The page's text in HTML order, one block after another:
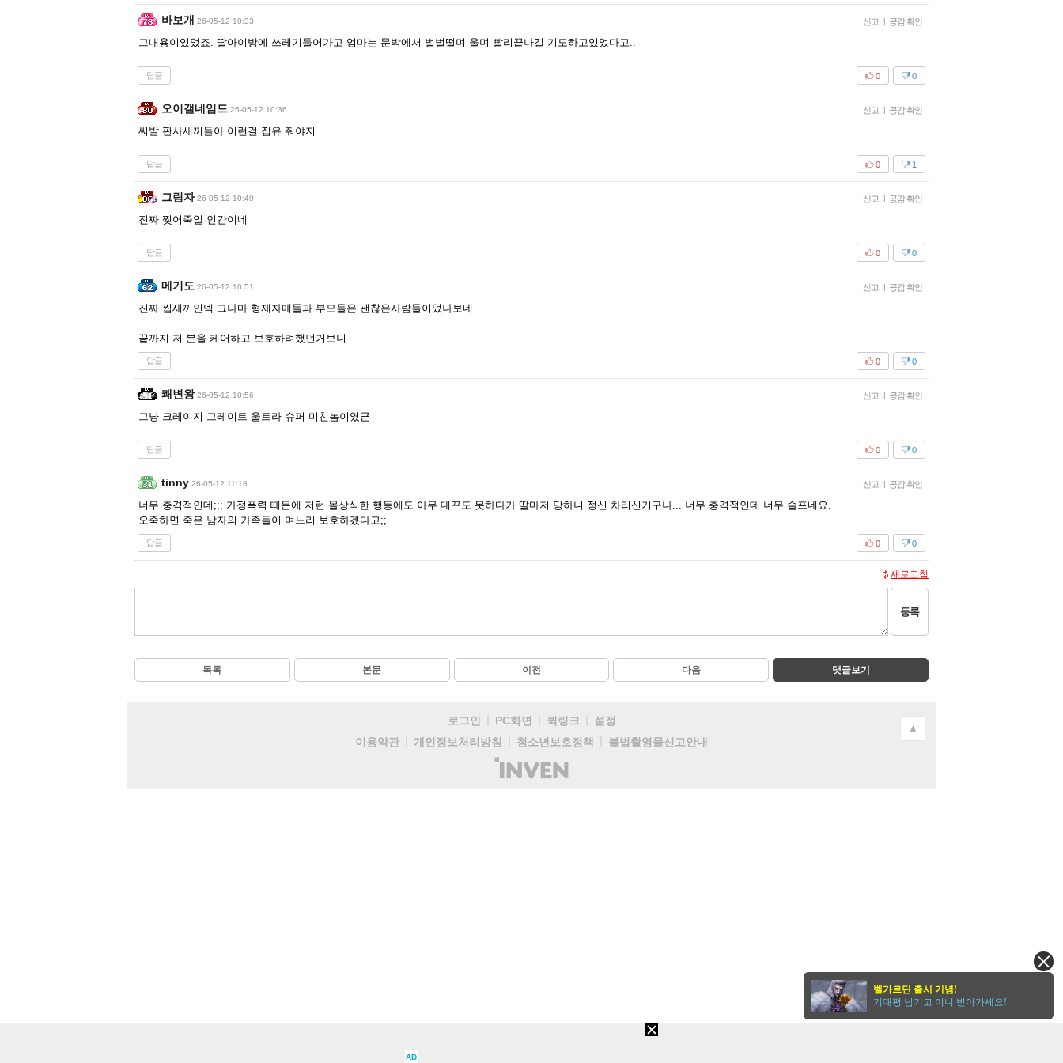
바보개 26-05-12 10:33 신고 | 공감 확인
그내용이있었죠. 딸아이방에 쓰레기들어가고 엄마는 문밖에서 벌벌떨며 울며 빨리끝나길 기도하고있었다고..
답글 0
0
오이갤네임드 26-05-12 10:36 신고 | 공감 확인
씨발 판사새끼들아 이런걸 집유 줘야지
답글 1
0
그림자 26-05-12 10:49 신고 | 공감 확인
진짜 찢어죽일 인간이네
답글 0
0
메기도 26-05-12 10:51 신고 | 공감 확인
진짜 씹새끼인덱 그나마 형제자매들과 부모들은 괜찮은사람들이었나보네
끝까지 저 분을 케어하고 보호하려했던거보니
답글 0
0
쾌변왕 26-05-12 10:56 신고 | 공감 확인
그냥 크레이지 그레이트 울트라 슈퍼 미친놈이였군
답글 0
0
tinny 26-05-12 11:18 신고 | 공감 확인
너무 충격적인데;;; 가정폭력 때문에 저런 몰상식한 행동에도 아무 대꾸도 못하다가 딸마저 당하니 정신 차리신거구나... 너무 충격적인데 너무 슬프네요.
오죽하면 죽은 남자의 가족들이 며느리 보호하겠다고;;
답글 0
0
새로고침
등록
목록 본문 이전 다음 댓글보기
로그인 PC화면 퀵링크
설정
이용약관
개인정보처리방침 청소년보호정책
불법촬영물신고안내
(주)
인
▲
AD
벨가르딘 출시 기념!
기대평 남기고 이니 받아가세요!